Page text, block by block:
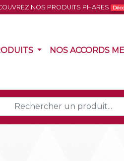
NOS PRODUITS PHARES
(CURRENT)
NOS ACCORDS